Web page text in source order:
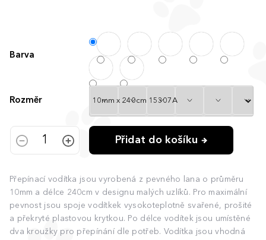
Barva
Rozměr
Přidat do košíku
Přepínací vodítka jsou vyrobená z pevného lana o průměru
10mm a délce 240cm v designu malých uzlíků. Pro maximální
pevnost jsou spoje vodítkek vysokoteplotně svařené, prošité
a překryté plastovou krytkou. Po délce vodítek jsou umístěné
dva kroužky pro přepínání dle potřeb. Vodítka jsou vhodná